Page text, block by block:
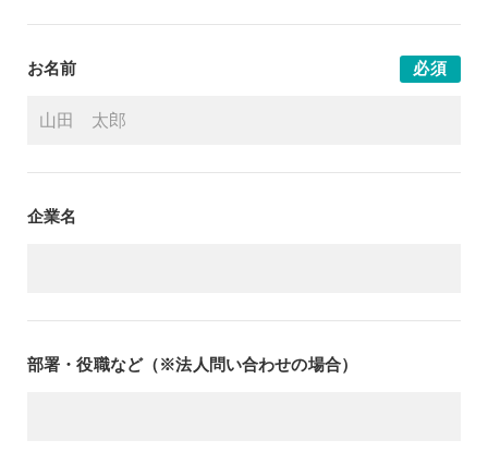
お名前 必須
企業名
部署・役職など（※法人問い合わせの場合）